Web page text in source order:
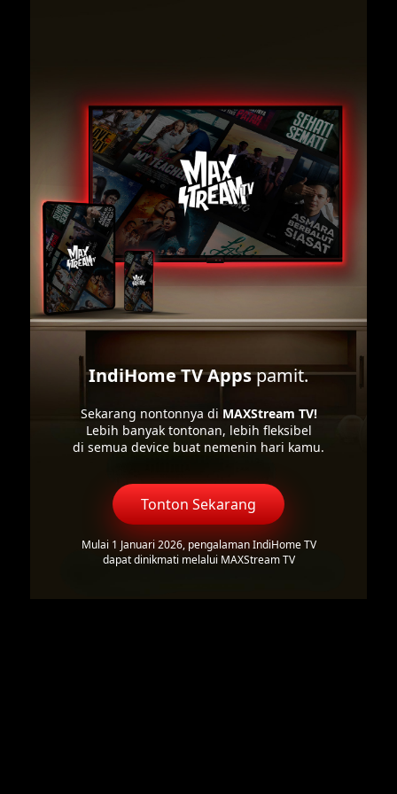
IndiHome TV Appspamit.
Sekarang nontonnya di MAXStream TV!
Lebih banyak tontonan, lebih fleksibel
di semua device buat nemenin hari kamu.
Tonton Sekarang
Mulai 1 Januari 2026, pengalaman IndiHome TV
dapat dinikmati melalui MAXStream TV